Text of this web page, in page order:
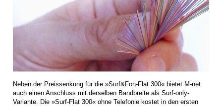
Neben der Preissenkung für die »Surf&Fon-Flat 300« bietet M-net
auch einen Anschluss mit derselben Bandbreite als Surf-only-
Variante. Die »Surf-Flat 300« ohne Telefonie kostet in den ersten